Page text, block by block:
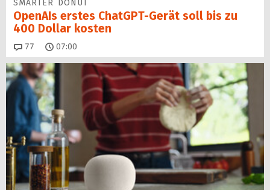
SMARTER DONUT
OpenAIs erstes ChatGPT-Gerät soll bis zu
400 Dollar kosten
77 Kommentare
07:00